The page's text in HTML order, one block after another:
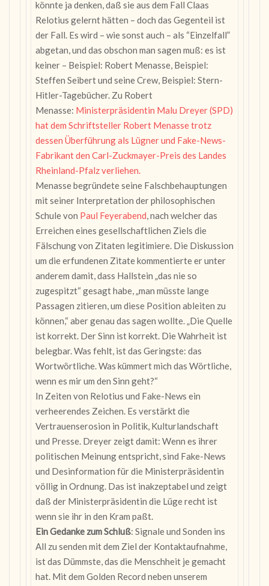
könnte ja denken, daß sie aus dem Fall Claas
Relotius gelernt hätten – doch das Gegenteil ist
der Fall. Es wird – wie sonst auch – als “Einzelfall”
abgetan, und das obschon man sagen muß: es ist
keiner – Beispiel: Robert Menasse, Beispiel:
Steffen Seibert und seine Crew, Beispiel: Stern-
Hitler-Tagebücher. Zu Robert
Menasse: Ministerpräsidentin Malu Dreyer (SPD)
hat dem Schriftsteller Robert Menasse trotz
dessen Überführung als Lügner und Fake-News-
Fabrikant den Carl-Zuckmayer-Preis des Landes
Rheinland-Pfalz verliehen.
Menasse begründete seine Falschbehauptungen
mit seiner Interpretation der philosophischen
Schule von Paul Feyerabend, nach welcher das
Erreichen eines gesellschaftlichen Ziels die
Fälschung von Zitaten legitimiere. Die Diskussion
um die erfundenen Zitate kommentierte er unter
anderem damit, dass Hallstein „das nie so
zugespitzt“ gesagt habe, „man müsste lange
Passagen zitieren, um diese Position ableiten zu
können,“ aber genau das sagen wollte. „Die Quelle
ist korrekt. Der Sinn ist korrekt. Die Wahrheit ist
belegbar. Was fehlt, ist das Geringste: das
Wortwörtliche. Was kümmert mich das Wörtliche,
wenn es mir um den Sinn geht?“
In Zeiten von Relotius und Fake-News ein
verheerendes Zeichen. Es verstärkt die
Vertrauenserosion in Politik, Kulturlandschaft
und Presse. Dreyer zeigt damit: Wenn es ihrer
politischen Meinung entspricht, sind Fake-News
und Desinformation für die Ministerpräsidentin
völlig in Ordnung. Das ist inakzeptabel und zeigt
daß der Ministerpräsidentin die Lüge recht ist
wenn sie ihr in den Kram paßt.
Ein Gedanke zum Schluß: Signale und Sonden ins
All zu senden mit dem Ziel der Kontaktaufnahme,
ist das Dümmste, das die Menschheit je gemacht
hat. Mit dem Golden Record neben unserem